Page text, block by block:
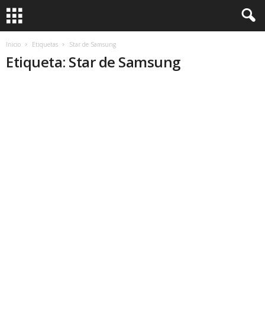
Inicio Etiquetas Star de Samsung
Etiqueta: Star de Samsung